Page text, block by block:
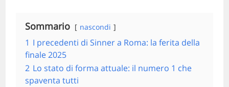
Sommario nascondi
1 I precedenti di Sinner a Roma: la ferita della
finale 2025
2 Lo stato di forma attuale: il numero 1 che
spaventa tutti